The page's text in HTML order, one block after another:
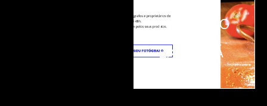
LACE,
ESTRATÉG
EXECUÇÃ